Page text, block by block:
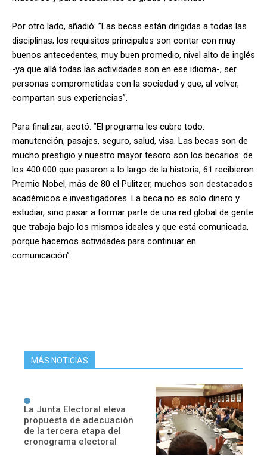
Por otro lado, añadió: ”Las becas están dirigidas a todas las
disciplinas; los requisitos principales son contar con muy
buenos antecedentes, muy buen promedio, nivel alto de inglés
-ya que allá todas las actividades son en ese idioma-, ser
personas comprometidas con la sociedad y que, al volver,
compartan sus experiencias”.
Para finalizar, acotó: ”El programa les cubre todo:
manutención, pasajes, seguro, salud, visa. Las becas son de
mucho prestigio y nuestro mayor tesoro son los becarios: de
los 400.000 que pasaron a lo largo de la historia, 61 recibieron
Premio Nobel, más de 80 el Pulitzer, muchos son destacados
académicos e investigadores. La beca no es solo dinero y
estudiar, sino pasar a formar parte de una red global de gente
que trabaja bajo los mismos ideales y que está comunicada,
porque hacemos actividades para continuar en
comunicación”.
MÁS NOTICIAS
La Junta Electoral eleva
propuesta de adecuación
de la tercera etapa del
cronograma electoral